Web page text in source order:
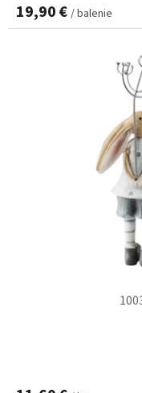
19,90 € / balenie